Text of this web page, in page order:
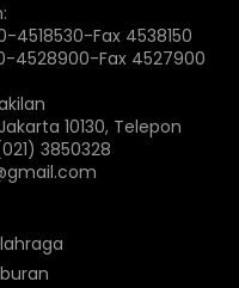
4518530-Fax 4538150
4528900-Fax 4527900
10130, Telepon
3850328